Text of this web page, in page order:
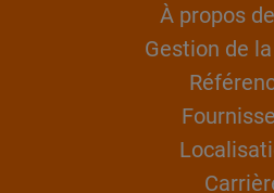
À propos
Gestion de